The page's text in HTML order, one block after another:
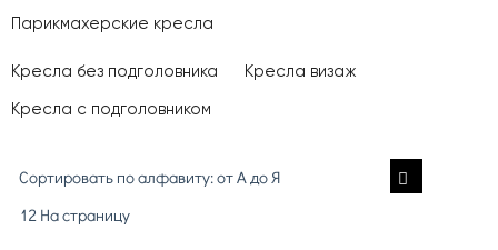
Парикмахерские кресла
Кресла без подголовника Кресла визаж
Кресла с подголовником
Сортировать по алфавиту: от А до Я
12 На страницу